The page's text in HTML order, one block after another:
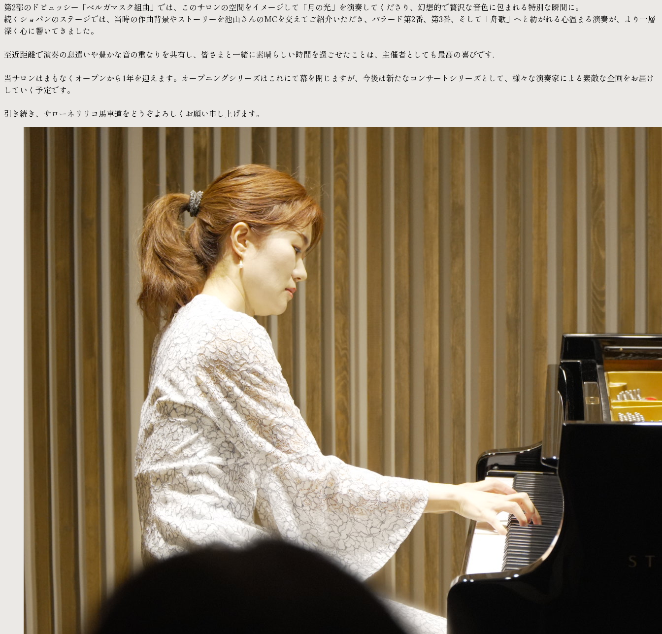
第2部のドビュッシー「ベルガマスク組曲」では、このサロンの空間をイメージして「月の光」を演奏してくださり、幻想的で贅沢な音色に包まれる特別な瞬間に。
続くショパンのステージでは、当時の作曲背景やストーリーを池山さんのMCを交えてご紹介いただき、バラード第2番、第3番、そして「舟歌」へと紡がれる心温まる演奏が、より一層
深く心に響いてきました。
至近距離で演奏の息遣いや豊かな音の重なりを共有し、皆さまと一緒に素晴らしい時間を過ごせたことは、主催者としても最高の喜びです.
当サロンはまもなくオープンから1年を迎えます。オープニングシリーズはこれにて幕を閉じますが、今後は新たなコンサートシリーズとして、様々な演奏家による素敵な企画をお届け
していく予定です。
引き続き、サローネリリコ馬車道をどうぞよろしくお願い申し上げます。